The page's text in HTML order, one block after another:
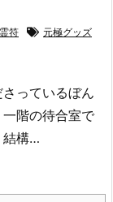
符 元極グッズ
っているぼん
階の待合室で
結構…